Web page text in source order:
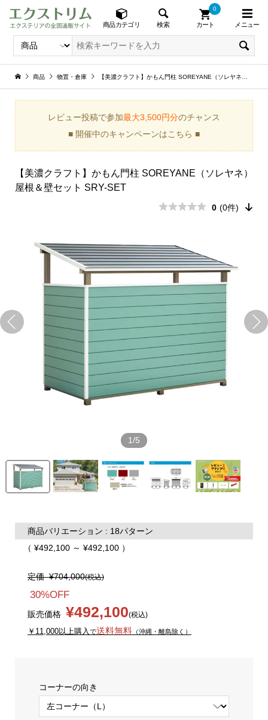
商品カテゴリ 検索 カート
0
メニュー
商品 物置・倉庫 【美濃クラフト】かもん門柱 SOREYANE（ソレヤネ）屋根＆壁セット SRY-SET
レビュー投稿で参加最大3,500円分のチャンス
■ 開催中のキャンペーンはこちら ■
【美濃クラフト】かもん門柱 SOREYANE（ソレヤネ）
屋根＆壁セット SRY-SET
0 (0件)
1/5
商品バリエーション : 18パターン
（ ¥492,100 ～ ¥492,100 ）
定価¥704,000(税込)
30%OFF
販売価格 ¥492,100(税込)
￥11,000以上購入 で送料無料（沖縄・離島除く）
コーナーの向き